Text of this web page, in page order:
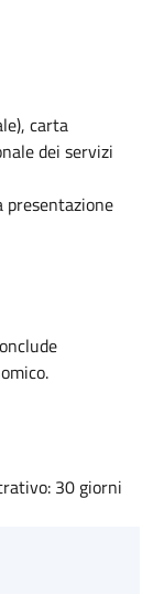
carta
dei servizi
30 giorni